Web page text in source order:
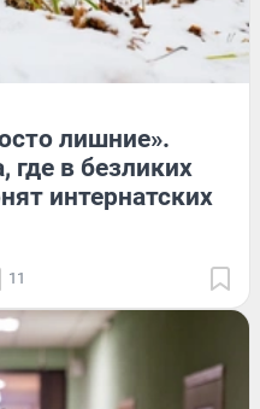
лишние».
где в безликих
интернатских
11